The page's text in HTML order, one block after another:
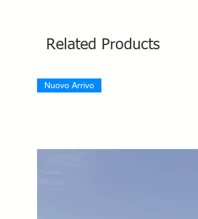
Related Products
Nuovo Arrivo